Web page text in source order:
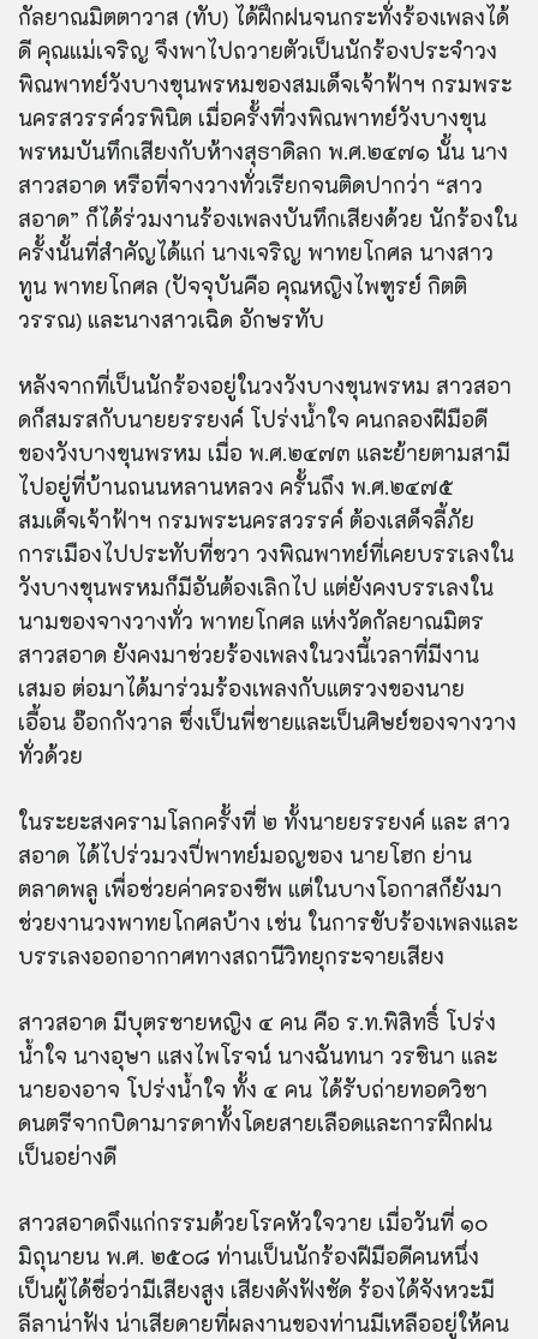
กัลยาณมิตตาวาส (ทับ) ได้ฝึกฝนจนกระทั่งร้องเพลงได้
ดี คุณแม่เจริญ จึงพาไปถวายตัวเป็นนักร้องประจำวง
พิณพาทย์วังบางขุนพรหมของสมเด็จเจ้าฟ้าฯ กรมพระ
นครสวรรค์วรพินิต เมื่อครั้งที่วงพิณพาทย์วังบางขุน
พรหมบันทึกเสียงกับห้างสุธาดิลก พ.ศ.๒๔๗๑ นั้น นาง
สาวสอาด หรือที่จางวางทั่วเรียกจนติดปากว่า “สาว
สอาด” ก็ได้ร่วมงานร้องเพลงบันทึกเสียงด้วย นักร้องใน
ครั้งนั้นที่สำคัญได้แก่ นางเจริญ พาทยโกศล นางสาว
ทูน พาทยโกศล (ปัจจุบันคือ คุณหญิงไพฑูรย์ กิตติ
วรรณ) และนางสาวเฉิด อักษรทับ
หลังจากที่เป็นนักร้องอยู่ในวงวังบางขุนพรหม สาวสอา
ดก็สมรสกับนายยรรยงค์ โปร่งน้ำใจ คนกลองฝีมือดี
ของวังบางขุนพรหม เมื่อ พ.ศ.๒๔๗๓ และย้ายตามสามี
ไปอยู่ที่บ้านถนนหลานหลวง ครั้นถึง พ.ศ.๒๔๗๕
สมเด็จเจ้าฟ้าฯ กรมพระนครสวรรค์ ต้องเสด็จลี้ภัย
การเมืองไปประทับที่ชวา วงพิณพาทย์ที่เคยบรรเลงใน
วังบางขุนพรหมก็มีอันต้องเลิกไป แต่ยังคงบรรเลงใน
นามของจางวางทั่ว พาทยโกศล แห่งวัดกัลยาณมิตร
สาวสอาด ยังคงมาช่วยร้องเพลงในวงนี้เวลาที่มีงาน
เสมอ ต่อมาได้มาร่วมร้องเพลงกับแตรวงของนาย
เอื้อน อ๊อกกังวาล ซึ่งเป็นพี่ชายและเป็นศิษย์ของจางวาง
ทั่วด้วย
ในระยะสงครามโลกครั้งที่ ๒ ทั้งนายยรรยงค์ และ สาว
สอาด ได้ไปร่วมวงปี่พาทย์มอญของ นายโฮก ย่าน
ตลาดพลู เพื่อช่วยค่าครองชีพ แต่ในบางโอกาสก็ยังมา
ช่วยงานวงพาทยโกศลบ้าง เช่น ในการขับร้องเพลงและ
บรรเลงออกอากาศทางสถานีวิทยุกระจายเสียง
สาวสอาด มีบุตรชายหญิง ๔ คน คือ ร.ท.พิสิทธิ์ โปร่ง
น้ำใจ นางอุษา แสงไพโรจน์ นางฉันทนา วรชินา และ
นายองอาจ โปร่งน้ำใจ ทั้ง ๔ คน ได้รับถ่ายทอดวิชา
ดนตรีจากบิดามารดาทั้งโดยสายเลือดและการฝึกฝน
เป็นอย่างดี
สาวสอาดถึงแก่กรรมด้วยโรคหัวใจวาย เมื่อวันที่ ๑๐
มิถุนายน พ.ศ. ๒๕๐๘ ท่านเป็นนักร้องฝีมือดีคนหนึ่ง
เป็นผู้ได้ชื่อว่ามีเสียงสูง เสียงดังฟังชัด ร้องได้จังหวะมี
ลีลาน่าฟัง น่าเสียดายที่ผลงานของท่านมีเหลืออยู่ให้คน